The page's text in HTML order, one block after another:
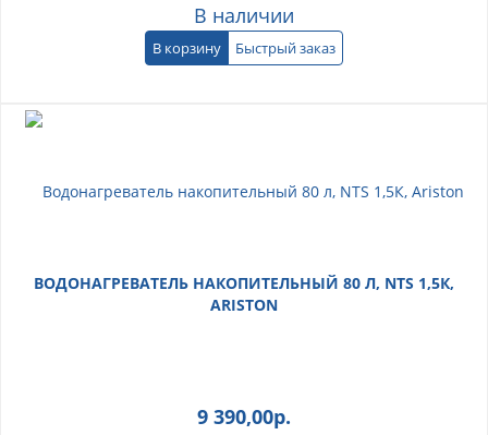
В наличии
В корзину Быстрый заказ
ВОДОНАГРЕВАТЕЛЬ НАКОПИТЕЛЬНЫЙ 80 Л, NTS 1,5К,
ARISTON
9 390,00р.